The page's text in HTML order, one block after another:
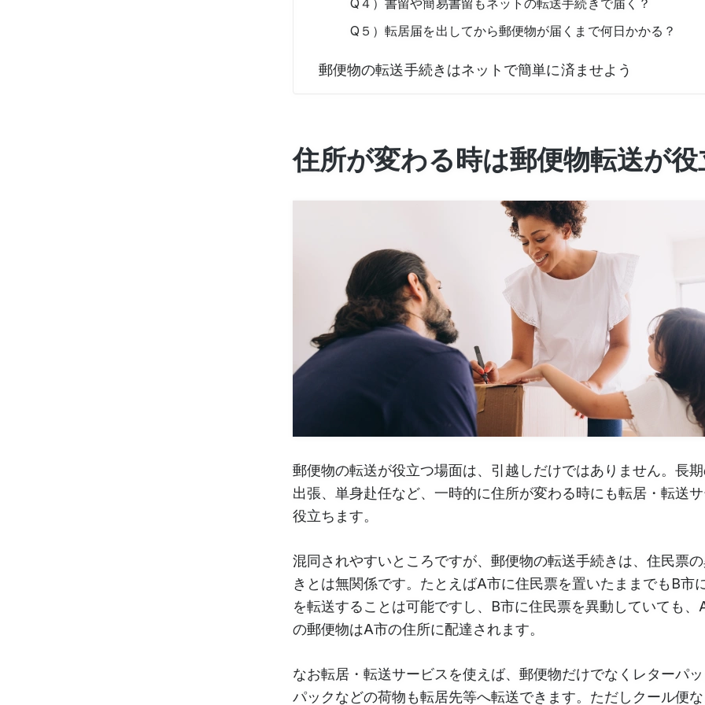
Q４）書留や簡易書留もネットの転送手続きで届く？
Q５）転居届を出してから郵便物が届くまで何日かかる？
郵便物の転送手続きはネットで簡単に済ませよう
住所が変わる時は郵便物転送が
郵便物の転送が役立つ場面は、引越しだけではありません。長
出張、単身赴任など、一時的に住所が変わる時にも転居・転送
役立ちます。
混同されやすいところですが、郵便物の転送手続きは、住民票
きとは無関係です。たとえばA市に住民票を置いたままでもB市
を転送することは可能ですし、B市に住民票を異動していても、
の郵便物はA市の住所に配達されます。
なお転居・転送サービスを使えば、郵便物だけでなくレターパ
パックなどの荷物も転居先等へ転送できます。ただしクール便